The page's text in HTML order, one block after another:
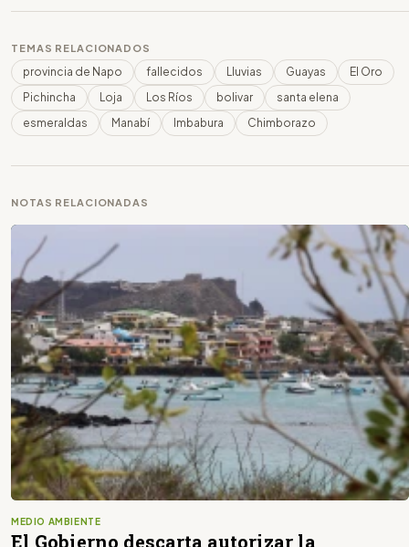
TEMAS RELACIONADOS
provincia de Napo fallecidos Lluvias Guayas
El Oro
Pichincha
Loja Los Ríos bolivar
santa elena
esmeraldas
Manabí Imbabura Chimborazo
NOTAS RELACIONADAS
MEDIO AMBIENTE
El Gobierno descarta autorizar la